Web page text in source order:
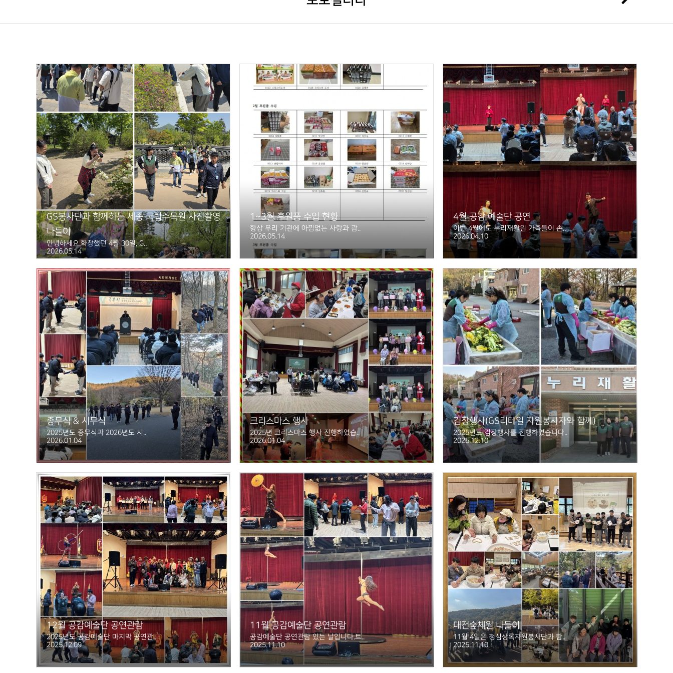
GS봉사단과 함께하는 세종 국립수목원 사진촬영
나들이
안녕하세요.화창했던 4월 30일, G..
2026.05.14
1~3월 후원품 수입 현황
항상 우리 기관에 아낌없는 사랑과 괌..
2026.05.14
4월 공감 예술단 공연
이번 4월에도 누리재활원 가족들이 손..
2026.04.10
종무식 & 시무식
2025년도 종무식과 2026년도 시..
2026.01.04
크리스마스 행사
2025년 크리스마스 행사 진행하였습..
2026.01.04
김장행사(GS리테일 자원봉사자와 함께)
2025년도 김장행사를 진행하였습니다..
2025.12.10
12월 공감예술단 공연관람
2025년도 공감예술단 마지막 공연관..
2025.12.09
11월 공감예술단 공연관람
공감예술단 공연관람 있는 날입니다.트..
2025.11.10
대전숲체원 나들이
11월 4일은 청심상록자원봉사단과 함..
2025.11.10